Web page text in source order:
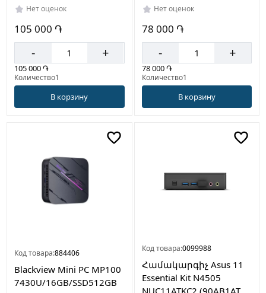
Нет оценок
105 000 ֏
- +
105 000 ֏
Количество1
В корзину
Нет оценок
78 000 ֏
- +
78 000 ֏
Количество1
В корзину
Код товара:884406
Blackview Mini PC MP100
7430U/16GB/SSD512GB
Код товара:0099988
Համակարգիչ Asus 11
Essential Kit N4505